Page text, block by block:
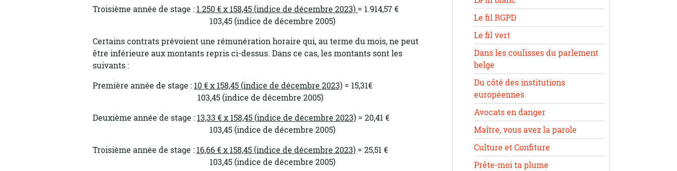
Troisième année de stage : 1.250 € x 158,45 (indice de décembre 2023) = 1.914,57 €
103,45 (indice de décembre 2005)
Certains contrats prévoient une rémunération horaire qui, au terme du mois, ne peut
être inférieure aux montants repris ci-dessus. Dans ce cas, les montants sont les
suivants :
Première année de stage : 10 € x 158,45 (indice de décembre 2023) = 15,31€
103,45 (indice de décembre 2005)
Deuxième année de stage : 13,33 € x 158,45 (indice de décembre 2023) = 20,41 €
103,45 (indice de décembre 2005)
Troisième année de stage : 16,66 € x 158,45 (indice de décembre 2023) = 25,51 €
103,45 (indice de décembre 2005)
Le fil RGPD
Le fil vert
Dans les coulisses du parlement
belge
Du côté des institutions
européennes
Avocats en danger
Maître, vous avez la parole
Culture et Confiture
Prête-moi ta plume